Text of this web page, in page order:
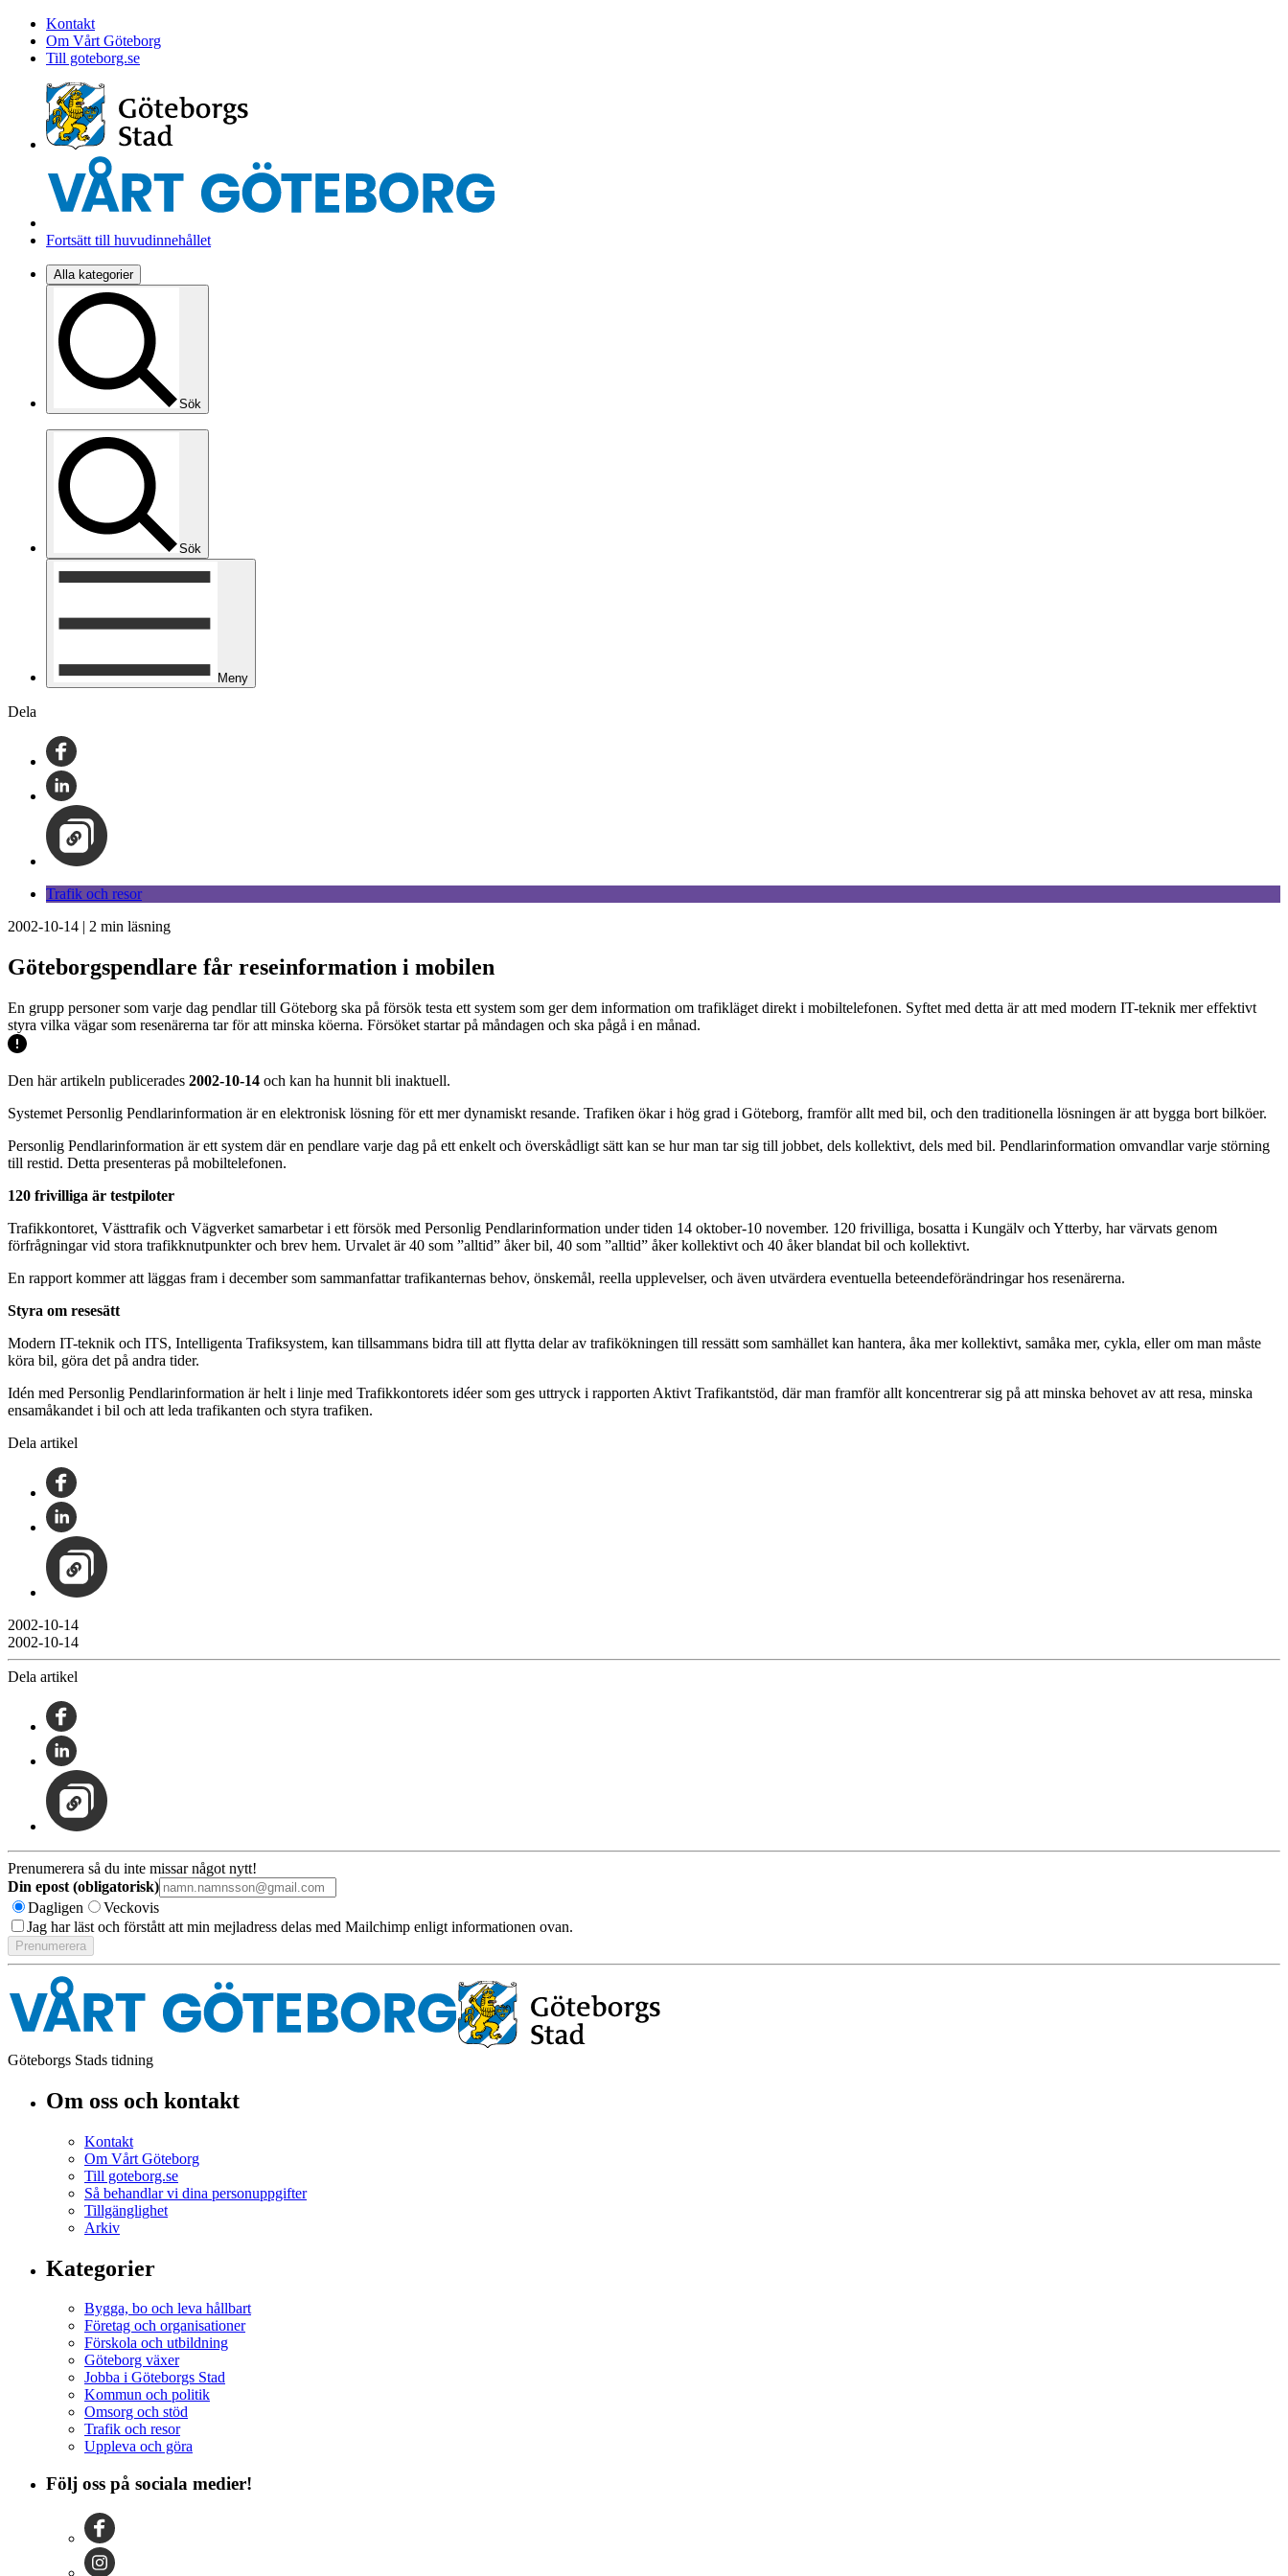
Kontakt
Om Vårt Göteborg
Till goteborg.se
Fortsätt till huvudinnehållet
Alla kategorier
Sök
Sök
Meny
Dela
Trafik och resor
2002-10-14 | 2 min läsning
Göteborgspendlare får reseinformation i mobilen
En grupp personer som varje dag pendlar till Göteborg ska på försök testa ett system som ger dem information om trafikläget direkt i mobiltelefonen. Syftet med detta är att med modern IT-teknik mer effektivt
styra vilka vägar som resenärerna tar för att minska köerna. Försöket startar på måndagen och ska pågå i en månad.
Den här artikeln publicerades 2002-10-14 och kan ha hunnit bli inaktuell.
Systemet Personlig Pendlarinformation är en elektronisk lösning för ett mer dynamiskt resande. Trafiken ökar i hög grad i Göteborg, framför allt med bil, och den traditionella lösningen är att bygga bort bilköer.
Personlig Pendlarinformation är ett system där en pendlare varje dag på ett enkelt och överskådligt sätt kan se hur man tar sig till jobbet, dels kollektivt, dels med bil. Pendlarinformation omvandlar varje störning
till restid. Detta presenteras på mobiltelefonen.
120 frivilliga är testpiloter
Trafikkontoret, Västtrafik och Vägverket samarbetar i ett försök med Personlig Pendlarinformation under tiden 14 oktober-10 november. 120 frivilliga, bosatta i Kungälv och Ytterby, har värvats genom
förfrågningar vid stora trafikknutpunkter och brev hem. Urvalet är 40 som ”alltid” åker bil, 40 som ”alltid” åker kollektivt och 40 åker blandat bil och kollektivt.
En rapport kommer att läggas fram i december som sammanfattar trafikanternas behov, önskemål, reella upplevelser, och även utvärdera eventuella beteendeförändringar hos resenärerna.
Styra om resesätt
Modern IT-teknik och ITS, Intelligenta Trafiksystem, kan tillsammans bidra till att flytta delar av trafikökningen till ressätt som samhället kan hantera, åka mer kollektivt, samåka mer, cykla, eller om man måste
köra bil, göra det på andra tider.
Idén med Personlig Pendlarinformation är helt i linje med Trafikkontorets idéer som ges uttryck i rapporten Aktivt Trafikantstöd, där man framför allt koncentrerar sig på att minska behovet av att resa, minska
ensamåkandet i bil och att leda trafikanten och styra trafiken.
Dela artikel
2002-10-14
2002-10-14
Dela artikel
Prenumerera så du inte missar något nytt!
Din epost (obligatorisk)
Dagligen
Veckovis
Jag har läst och förstått att min mejladress delas med Mailchimp enligt informationen ovan.
Göteborgs Stads tidning
Om oss och kontakt
Kontakt
Om Vårt Göteborg
Till goteborg.se
Så behandlar vi dina personuppgifter
Tillgänglighet
Arkiv
Kategorier
Bygga, bo och leva hållbart
Företag och organisationer
Förskola och utbildning
Göteborg växer
Jobba i Göteborgs Stad
Kommun och politik
Omsorg och stöd
Trafik och resor
Uppleva och göra
Följ oss på sociala medier!